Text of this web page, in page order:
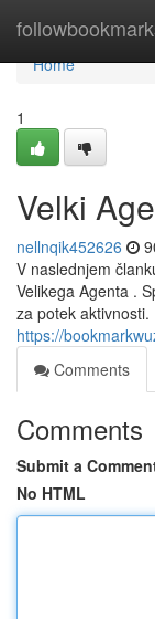
Home
Home
1
Velki
nellnqik452626
V naslednjem
Velikega Agenta .
za potek
https://
Comments
Comments
Submit a
No HTML